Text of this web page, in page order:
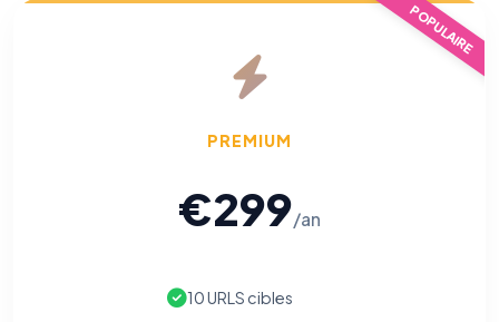
POPULAIRE
PREMIUM
€299/an
10 URLS cibles